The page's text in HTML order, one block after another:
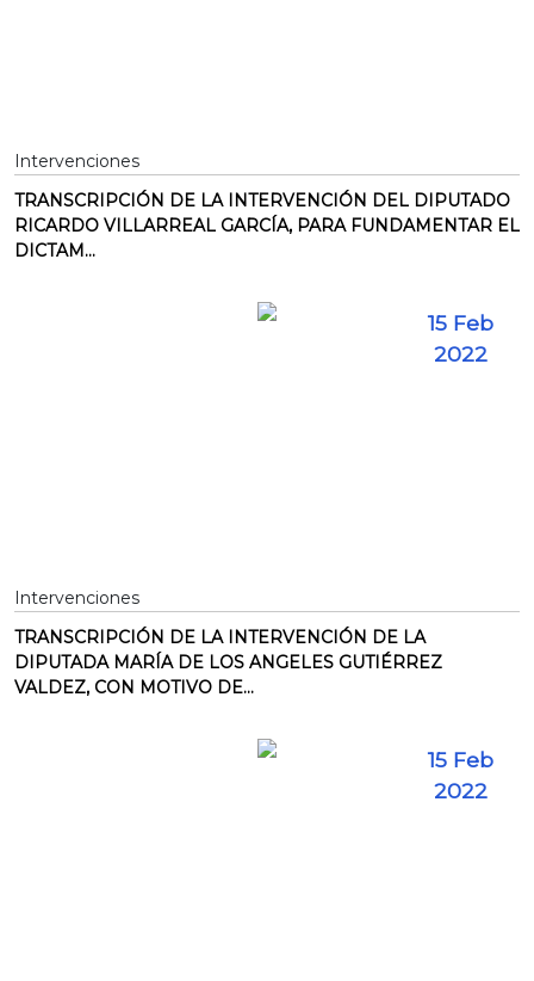
Intervenciones
TRANSCRIPCIÓN DE LA INTERVENCIÓN DEL DIPUTADO
RICARDO VILLARREAL GARCÍA, PARA FUNDAMENTAR EL
DICTAM...
15 Feb
2022
Intervenciones
TRANSCRIPCIÓN DE LA INTERVENCIÓN DE LA
DIPUTADA MARÍA DE LOS ANGELES GUTIÉRREZ
VALDEZ, CON MOTIVO DE...
15 Feb
2022